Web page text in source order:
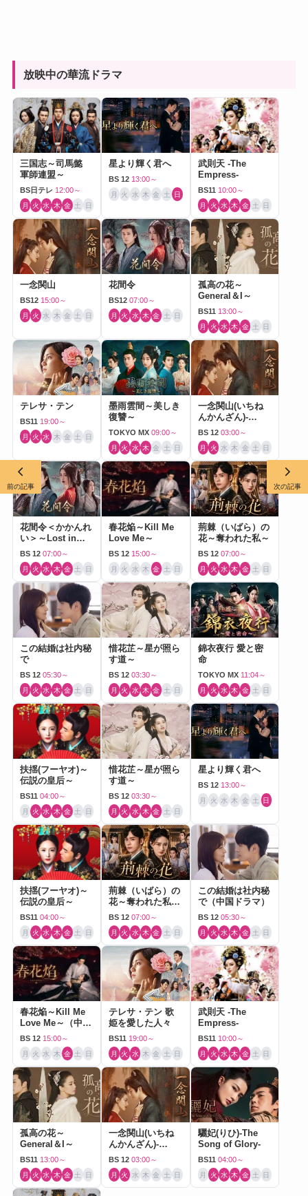
放映中の華流ドラマ
三国志～司馬懿
軍師連盟～
BS日テレ 12:00～
月 火 水 木 金 土 日
星より輝く君へ
BS 12 13:00～
月 火 水 木 金 土 日
武則天 -The
Empress-
BS11 10:00～
月 火 水 木 金 土 日
一念関山
BS12 15:00～
月 火 水 木 金 土 日
花間令
BS12 07:00～
月 火 水 木 金 土 日
孤高の花～
General＆I～
BS11 13:00～
月 火 水 木 金 土 日
テレサ・テン
BS11 19:00～
月 火 水 木 金 土 日
墨雨雲間～美しき
復讐～
TOKYO MX 09:00～
月 火 水 木 金 土 日
一念関山(いちね
んかんざん)-
Journey to Love-
BS 12 03:00～
月 火 水 木 金 土 日
花間令＜かかんれ
い＞～Lost in
Love～
BS 12 07:00～
月 火 水 木 金 土 日
春花焔～Kill Me
Love Me～
BS 12 15:00～
月 火 水 木 金 土 日
荊棘（いばら）の
花～奪われた私～
BS 12 07:00～
月 火 水 木 金 土 日
この結婚は社内秘
で
BS 12 05:30～
月 火 水 木 金 土 日
惜花芷～星が照ら
す道～
BS 12 03:30～
月 火 水 木 金 土 日
錦衣夜行 愛と密
命
TOKYO MX 11:04～
月 火 水 木 金 土 日
扶揺(フーヤオ)～
伝説の皇后～
BS11 04:00～
月 火 水 木 金 土 日
惜花芷～星が照ら
す道～
BS 12 03:30～
月 火 水 木 金 土 日
星より輝く君へ
BS 12 13:00～
月 火 水 木 金 土 日
扶揺(フーヤオ)～
伝説の皇后～
BS11 04:00～
月 火 水 木 金 土 日
荊棘（いばら）の
花～奪われた私～
（中国ドラマ）
BS 12 07:00～
月 火 水 木 金 土 日
この結婚は社内秘
で（中国ドラマ）
BS 12 05:30～
月 火 水 木 金 土 日
春花焔～Kill Me
Love Me～（中国
ドラマ）
BS 12 15:00～
月 火 水 木 金 土 日
テレサ・テン 歌
姫を愛した人々
BS11 19:00～
月 火 水 木 金 土 日
武則天 -The
Empress-
BS11 10:00～
月 火 水 木 金 土 日
孤高の花～
General＆I～
BS11 13:00～
月 火 水 木 金 土 日
一念関山(いちね
んかんざん)-
Journey to Love-
BS 12 03:00～
月 火 水 木 金 土 日
驪妃(りひ)-The
Song of Glory-
BS11 04:00～
月 火 水 木 金 土 日
前の記事 次の記事